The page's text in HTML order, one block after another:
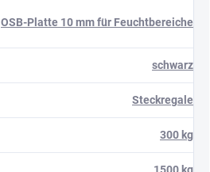
OSB-Platte 10 mm für Feuchtbereiche
schwarz
Steckregale
300 kg